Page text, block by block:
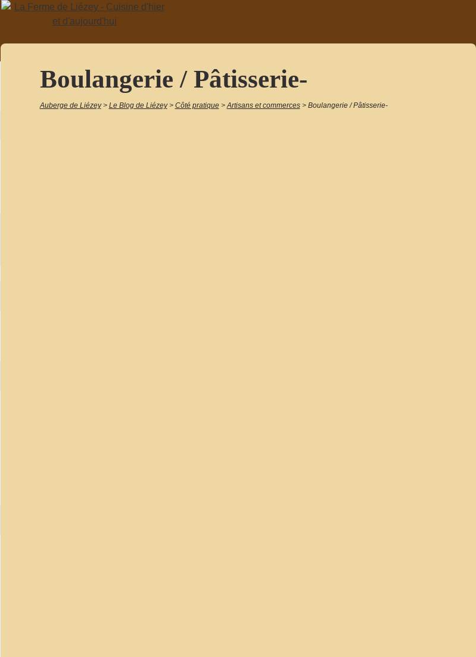
Boulangerie / Pâtisserie-
Auberge de Liézey > Le Blog de Liézey > Côté pratique >Artisans et commerces > Boulangerie / Pâtisserie-